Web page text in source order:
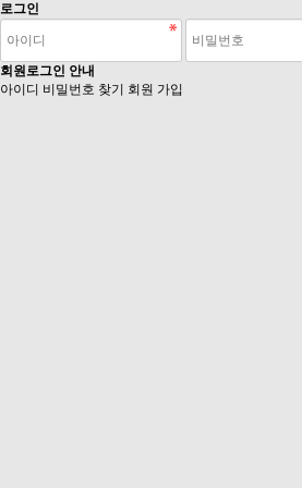
로그인
회원로그인 안내
아이디 비밀번호 찾기
회원 가입